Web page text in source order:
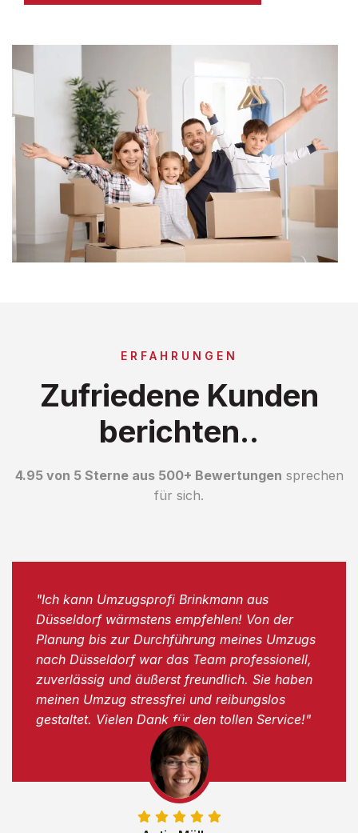
ERFAHRUNGEN
Zufriedene Kunden
berichten..
4.95 von 5 Sterne aus 500+ Bewertungen sprechen
für sich.
"Ich kann Umzugsprofi Brinkmann aus
Düsseldorf wärmstens empfehlen! Von der
Planung bis zur Durchführung meines Umzugs
nach Düsseldorf war das Team professionell,
zuverlässig und äußerst freundlich. Sie haben
meinen Umzug stressfrei und reibungslos
gestaltet. Vielen Dank für den tollen Service!"